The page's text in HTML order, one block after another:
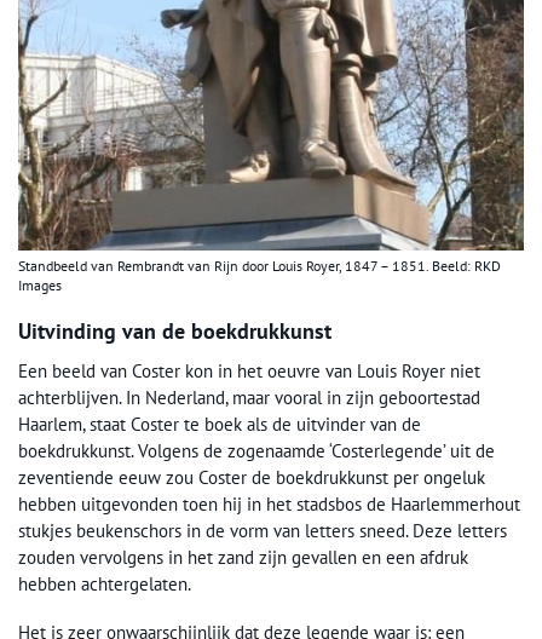
Standbeeld van Rembrandt van Rijn door Louis Royer, 1847 – 1851. Beeld: RKD
Images
Uitvinding van de boekdrukkunst
Een beeld van Coster kon in het oeuvre van Louis Royer niet
achterblijven. In Nederland, maar vooral in zijn geboortestad
Haarlem, staat Coster te boek als de uitvinder van de
boekdrukkunst. Volgens de zogenaamde ‘Costerlegende’ uit de
zeventiende eeuw zou Coster de boekdrukkunst per ongeluk
hebben uitgevonden toen hij in het stadsbos de Haarlemmerhout
stukjes beukenschors in de vorm van letters sneed. Deze letters
zouden vervolgens in het zand zijn gevallen en een afdruk
hebben achtergelaten.
Het is zeer onwaarschijnlijk dat deze legende waar is: een